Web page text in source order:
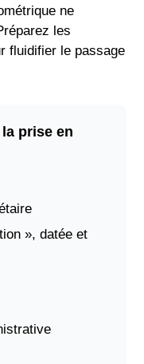
ne
les
fluidifier le passage
prise en
», datée et